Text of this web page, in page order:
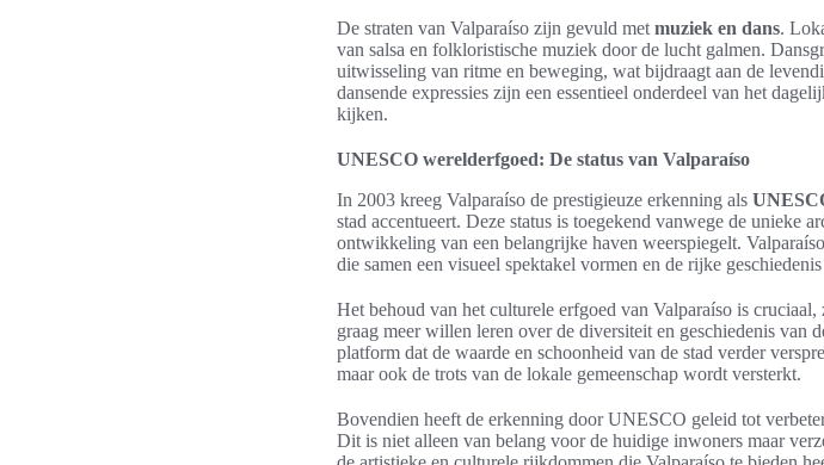
De straten van Valparaíso zijn gevuld met muziek en dans.
van salsa en folkloristische muziek door de lucht galmen.
uitwisseling van ritme en beweging, wat bijdraagt aan de
dansende expressies zijn een essentieel onderdeel van het
kijken.
UNESCO werelderfgoed: De status van Valparaíso
In 2003 kreeg Valparaíso de prestigieuze erkenning als
stad accentueert. Deze status is toegekend vanwege de unieke
ontwikkeling van een belangrijke haven weerspiegelt.
die samen een visueel spektakel vormen en de rijke
Het behoud van het culturele erfgoed van Valparaíso is
graag meer willen leren over de diversiteit en geschiedenis van
platform dat de waarde en schoonheid van de stad verder
maar ook de trots van de lokale gemeenschap wordt versterkt.
Bovendien heeft de erkenning door UNESCO geleid tot
Dit is niet alleen van belang voor de huidige inwoners maar